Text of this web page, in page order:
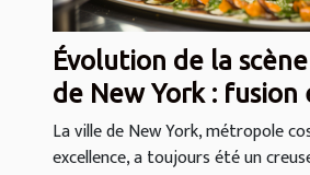
Évolution de la
de New York : fusion
diversité des saveurs
La ville de New York, métropole
excellence, a toujours été un